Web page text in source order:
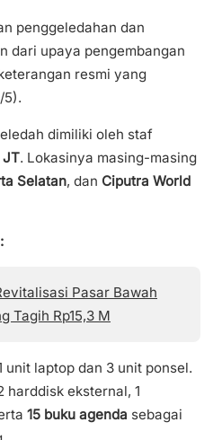
penggeledahan dan
dari upaya pengembangan
resmi yang
5).
dimiliki oleh staf
JT. Lokasinya masing-masing
Selatan, dan Ciputra World
Pasar Bawah
Tagih Rp15,3 M
unit laptop dan 3 unit ponsel.
harddisk eksternal, 1
15 buku agenda sebagai